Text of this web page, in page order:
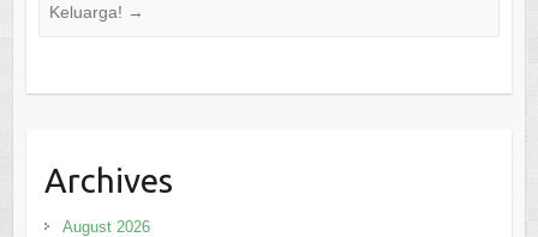
Keluarga! →
Archives
August 2026